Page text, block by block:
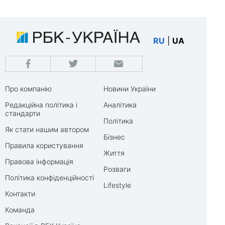
RU UA
Про компанію
Редакційна політика і
стандарти
Як стати нашим автором
Правила користування
Правова інформація
Політика конфіденційності
Контакти
Команда
Новини України
Аналітика
Політика
Бізнес
Життя
Розваги
Lifestyle